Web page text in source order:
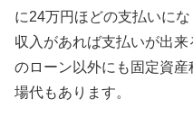
に24万円ほどの支払いに
収入があれば支払いが出
のローン以外にも固定資
場代もあります。